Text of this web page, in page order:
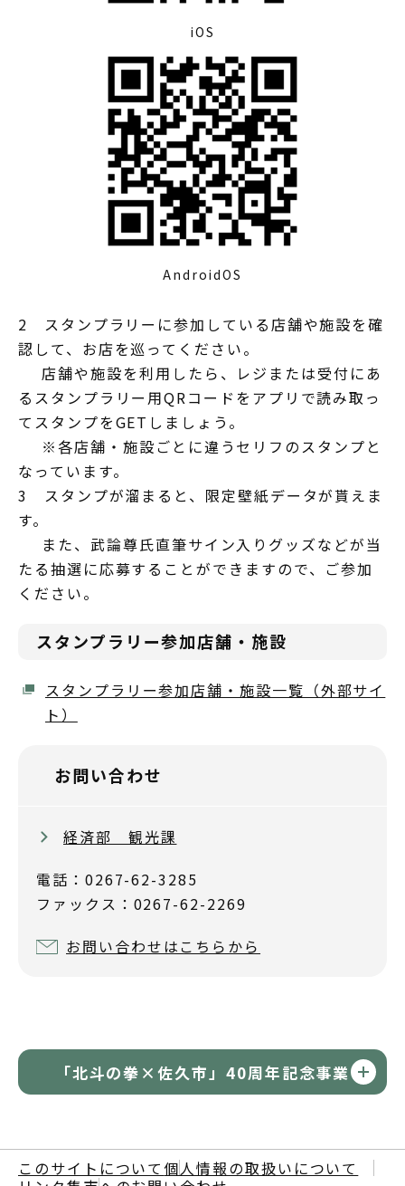
iOS
AndroidOS
2 スタンプラリーに参加している店舗や施設を確
認して、お店を巡ってください。
店舗や施設を利用したら、レジまたは受付にあ
るスタンプラリー用QRコードをアプリで読み取っ
てスタンプをGETしましょう。
※各店舗・施設ごとに違うセリフのスタンプと
なっています。
3 スタンプが溜まると、限定壁紙データが貰えま
す。
また、武論尊氏直筆サイン入りグッズなどが当
たる抽選に応募することができますので、ご参加
ください。
スタンプラリー参加店舗・施設
スタンプラリー参加店舗・施設一覧（外部サイ
ト）
お問い合わせ
経済部 観光課
電話：0267-62-3285
ファックス：0267-62-2269
お問い合わせはこちらから
「北斗の拳×佐久市」40周年記念事業
このサイトについて 個人情報の取扱いについて